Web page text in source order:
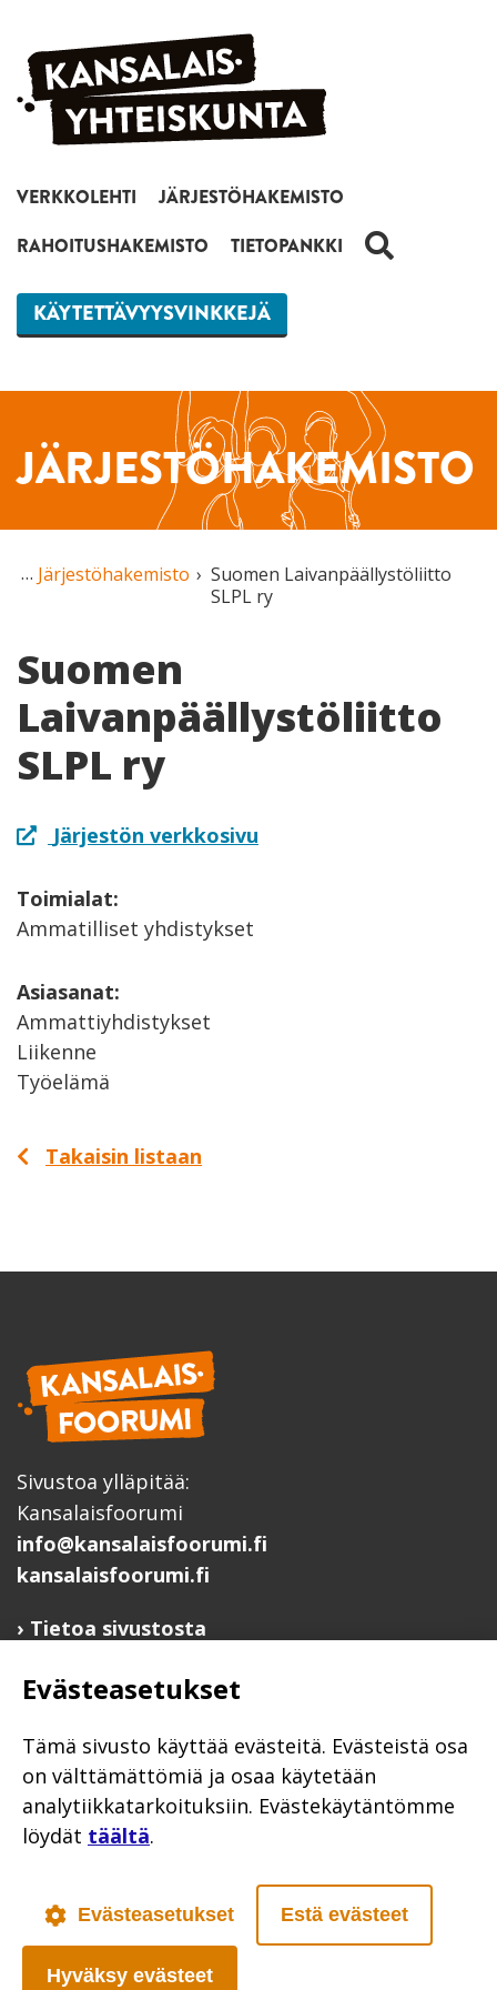
Siirry sisältöön
VERKKOLEHTI
JÄRJESTÖHAKEMISTO
RAHOITUSHAKEMISTO
TIETOPANKKI HAKU
KÄYTETTÄVYYSVINKKEJÄ
JÄRJESTÖHAKEMISTO
Järjestöhakemisto
Suomen Laivanpäällystöliitto
SLPL ry
Suomen
Laivanpäällystöliitto
SLPL ry
Järjestön verkkosivu
Toimialat:
Ammatilliset yhdistykset
Asiasanat:
Ammattiyhdistykset
Liikenne
Työelämä
Takaisin listaan
Sivustoa ylläpitää:
Kansalaisfoorumi
info@kansalaisfoorumi.fi
kansalaisfoorumi.fi
Tietoa sivustosta
Ilmoita järjestösi järjestöhakemistoon
Järjestötietäjä-testi
Anna palautetta
Saavutettavuusseloste
Evästekäytännöt
Evästeasetukset
Tämä sivusto käyttää evästeitä. Evästeistä osa
on välttämättömiä ja osaa käytetään
analytiikkatarkoituksiin. Evästekäytäntömme
löydät täältä.
Evästeasetukset Estä evästeet
Hyväksy evästeet